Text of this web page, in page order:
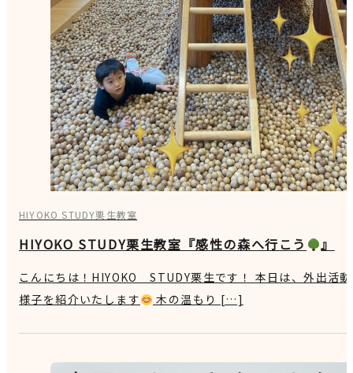
HIYOKO STUDY栗生教室
HIYOKO STUDY栗生教室『感性の森へ行こう 』
こんにちは！HIYOKO STUDY栗生です！ 本日は、外出活
様子を紹介いたします
木の温もり […]